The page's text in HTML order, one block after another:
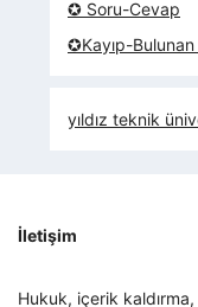
✪ Soru-Cevap
✪Kayıp-Bulunan
yıldız teknik
İletişim
Hukuk, içerik